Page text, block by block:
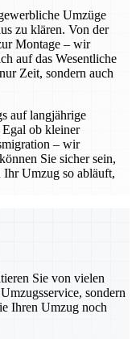
Umzüge
zu klären. Von der
Montage – wir
auf das Wesentliche
Zeit, sondern auch
auf langjährige
ob kleiner
– wir
Sie sicher sein,
Ihr Umzug so abläuft,
Sie von vielen
sondern
Ihren Umzug noch